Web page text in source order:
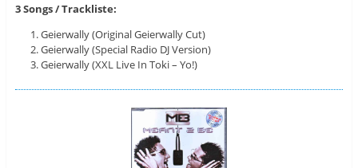
3 Songs / Trackliste:
Geierwally (Original Geierwally Cut)
Geierwally (Special Radio DJ Version)
Geierwally (XXL Live In Toki – Yo!)